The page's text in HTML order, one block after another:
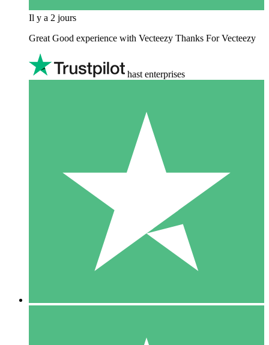
Il y a 2 jours
Great Good experience with Vecteezy Thanks For Vecteezy
hast enterprises